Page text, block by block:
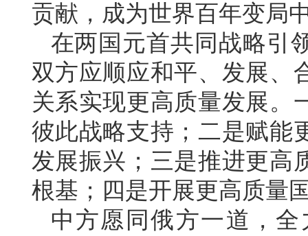
贡献，成为世界百年变局
在两国元首共同战略引
双方应顺应和平、发展、
关系实现更高质量发展。
彼此战略支持；二是赋能
发展振兴；三是推进更高
根基；四是开展更高质量
中方愿同俄方一道，